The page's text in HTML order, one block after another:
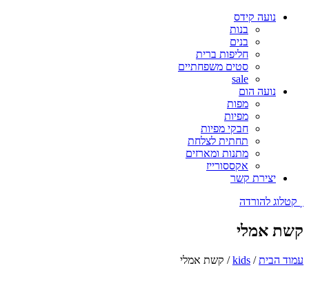
נועה קידס
בנות
בנים
חליפות ברית
סטים משפחתיים
sale
נועה הום
מפות
מפיות
חבקי מפיות
תחתית לצלחת
מתנות ומארזים
אקססורייז
יצירת קשר
קטלוג להורדה
קשת אמלי
עמוד הבית/
kids/ קשת אמלי